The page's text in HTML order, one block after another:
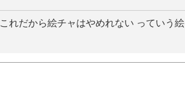
これだから絵チャはやめれない っていう絵